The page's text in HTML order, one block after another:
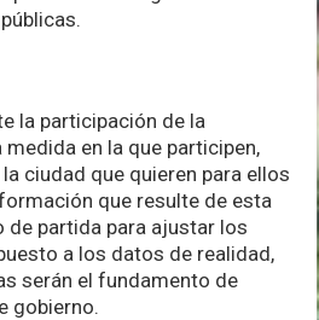
la participación de la
medida en la que participen,
ciudad que quieren para ellos
que resulte de esta
de partida para ajustar los
a los datos de realidad,
serán el fundamento de
gobierno.